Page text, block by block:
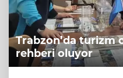
Trabzon’da
rehberi oluyor